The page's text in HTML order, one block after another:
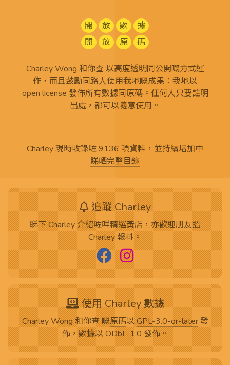
開 放 數
據
開
放 原 碼
Charley Wong 和你查 以高度透明同公開嘅方式運
作，而且鼓勵同路人使用我地嘅成果：我地以
open license 發佈所有數據同原碼。任何人只要註明
出處，都可以隨意使用。
Charley 現時收錄咗 9136 項資料，並持續增加中
睇晒完整目錄
追蹤 Charley
睇下 Charley 介紹咗咩精選黃店，亦歡迎朋友搵
Charley 報料。
使用 Charley 數據
Charley Wong 和你查 嘅原碼以GPL-3.0-or-later發
佈，數據以ODbL-1.0發佈。